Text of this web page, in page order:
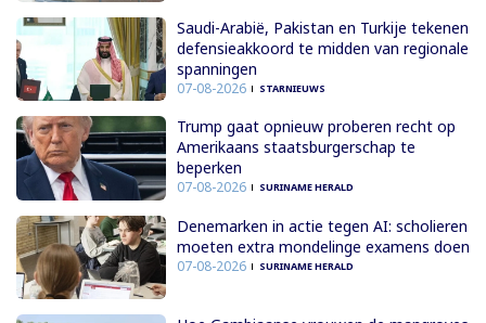
Saudi-Arabië, Pakistan en Turkije tekenen
defensieakkoord te midden van regionale
spanningen
07-08-2026 STARNIEUWS
Trump gaat opnieuw proberen recht op
Amerikaans staatsburgerschap te
beperken
07-08-2026 SURINAME HERALD
Denemarken in actie tegen AI: scholieren
moeten extra mondelinge examens doen
07-08-2026 SURINAME HERALD